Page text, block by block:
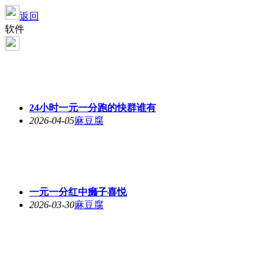
返回
软件
24小时一元一分跑的快群谁有
2026-04-05麻豆腐
一元一分红中癞子喜悦
2026-03-30麻豆腐